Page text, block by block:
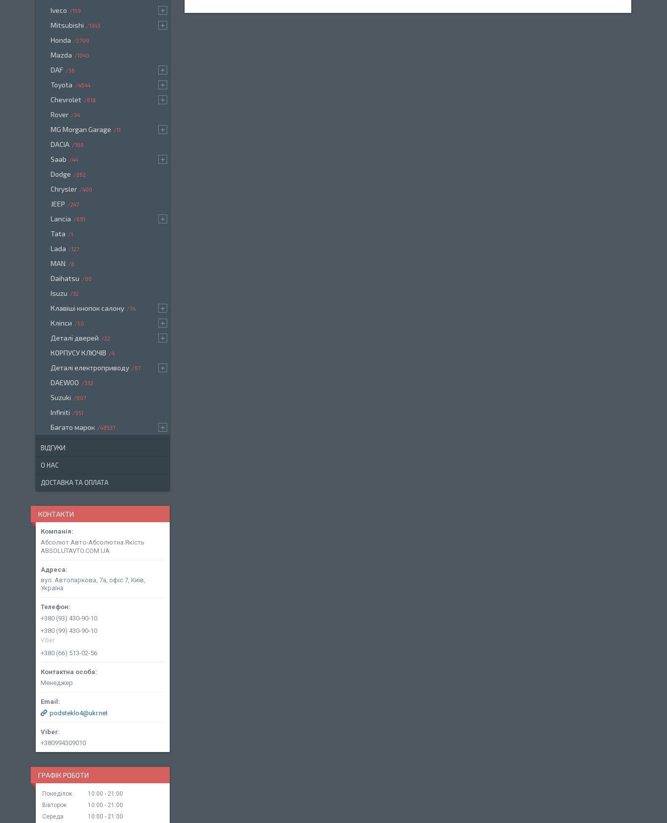
Iveco 159
Mitsubishi 1343
Honda 2709
Mazda 1040
DAF 36
Toyota 4644
Chevrolet 618
Rover 34
MG Morgan Garage 11
DACIA 166
Saab 44
Dodge 282
Chrysler 400
JEEP 247
Lancia 681
Tata 1
Lada 127
MAN 8
Daihatsu 80
Isuzu 32
Клавіші кнопок салону 74
Кліпси 50
Деталі дверей 22
КОРПУСУ КЛЮЧІВ 4
Деталі електроприводу 87
DAEWOO 332
Suzuki 807
Infiniti 551
Багато марок 48537
ВІДГУКИ
О НАС
ДОСТАВКА ТА ОПЛАТА
КОНТАКТИ
Абсолют Авто-Абсолютна Якість
ABSOLUTAVTO.COM.UA
вул. Автопаркова, 7а, офіс 7, Київ,
Україна
+380 (93) 430-90-10
+380 (99) 430-90-10
Viber
+380 (66) 513-02-56
Менеджер
podsteklo4@ukr.net
+380994309010
ГРАФІК РОБОТИ
Понеділок 10:00
21:00
Вівторок
10:00
21:00
Середа
10:00 21:00